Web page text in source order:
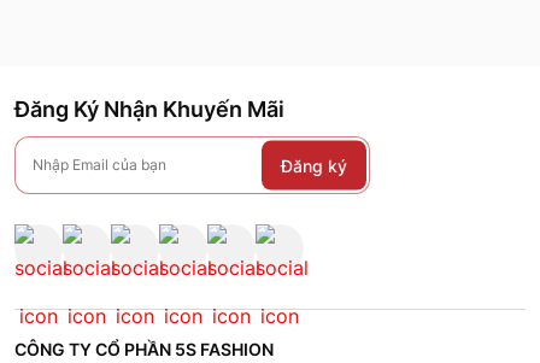
Đăng Ký Nhận Khuyến Mãi
Đăng ký
CÔNG TY CỔ PHẦN 5S FASHION